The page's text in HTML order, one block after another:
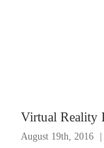
Virtual Reality
August 19th, 2016